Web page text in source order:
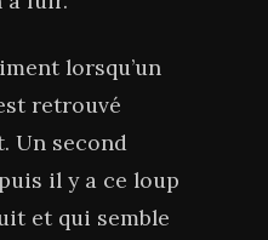
lorsqu’un
retrouvé
Un second
il y a ce loup
et qui semble